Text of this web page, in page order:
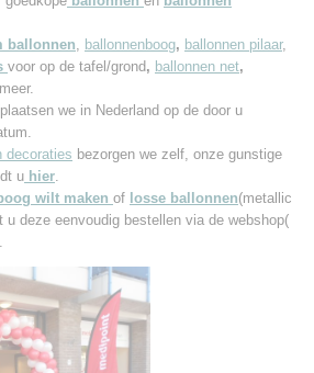
ballonnen, ballonnenboog, ballonnen pilaar,
voor op de tafel/grond, ballonnen net,
we in Nederland op de door u
decoraties bezorgen we zelf, onze gunstige
u hier.
wilt maken of losse ballonnen(metallic
deze eenvoudig bestellen via de webshop(